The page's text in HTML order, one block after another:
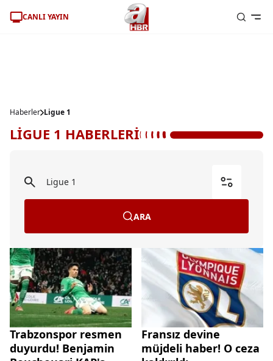
CANLI YAYIN
Haberler Ligue 1
LİGUE 1 HABERLERİ
ARA
Trabzonspor resmen
duyurdu! Benjamin
Fransız devine
müjdeli haber! O ceza